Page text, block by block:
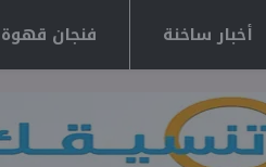
أخبار ساخنة فنجان قهوة